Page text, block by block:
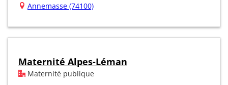
Annemasse (74100)
Maternité Alpes-Léman
Maternité publique